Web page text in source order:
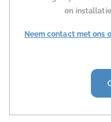
en
Neem contact met ons